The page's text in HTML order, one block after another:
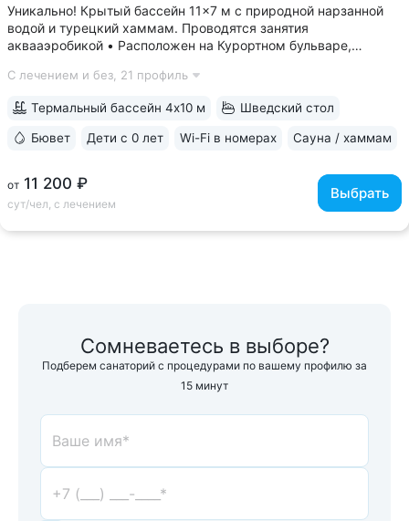
Уникально! Крытый бассейн 11×7 м с природной нарзанной
водой и турецкий хаммам. Проводятся занятия
аквааэробикой • Расположен на Курортном бульваре,
Главные нарзанные ванны — памятник архитектуры
С лечением и без, 21 профиль
от 11 200 ₽
сут/чел, с лечением
Выбрать
Термальный бассейн 4х10 м Шведский стол
Бювет Дети с 0 лет Wi-Fi в номерах Сауна / хаммам
Сомневаетесь в выборе?
Подберем санаторий с процедурами по вашему профилю за
15 минут